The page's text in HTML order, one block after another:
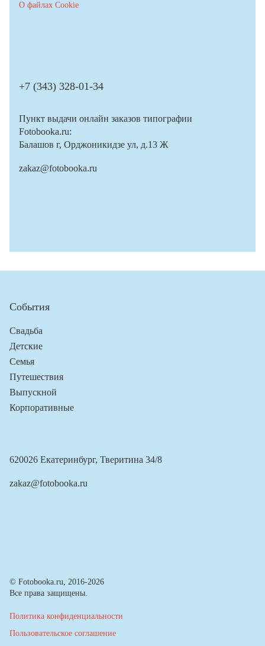
О файлах Cookie
+7 (343) 328-01-34
Пункт выдачи онлайн заказов типографии
Fotobooka.ru:
Балашов г, Орджоникидзе ул, д.13 Ж
zakaz@fotobooka.ru
События
Свадьба
Детские
Семья
Путешествия
Выпускной
Корпоративные
620026 Екатеринбург, Тверитина 34/8
zakaz@fotobooka.ru
© Fotobooka.ru, 2016-2026
Все права защищены.
Политика конфиденциальности
Пользовательское соглашение